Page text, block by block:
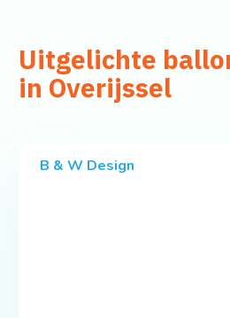
Uitgelichte
in Overijssel
B & W Design